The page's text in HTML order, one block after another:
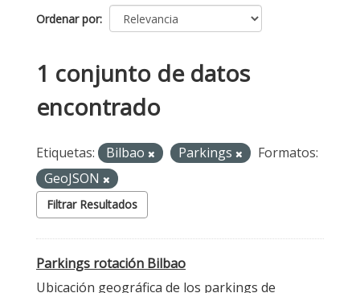
Ordenar por
1 conjunto de datos
encontrado
Etiquetas: Bilbao Parkings
Formatos:
GeoJSON
Filtrar Resultados
Parkings rotación Bilbao
Ubicación geográfica de los parkings de